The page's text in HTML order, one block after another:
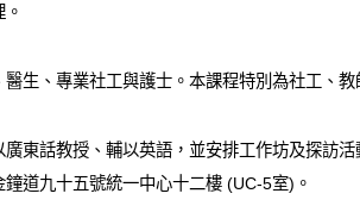
醫生、專業社工與護士。本課程特別為社工、
廣東話教授、輔以英語，並安排工作坊及探訪
道九十五號統一中心十二樓 (UC-5室)。